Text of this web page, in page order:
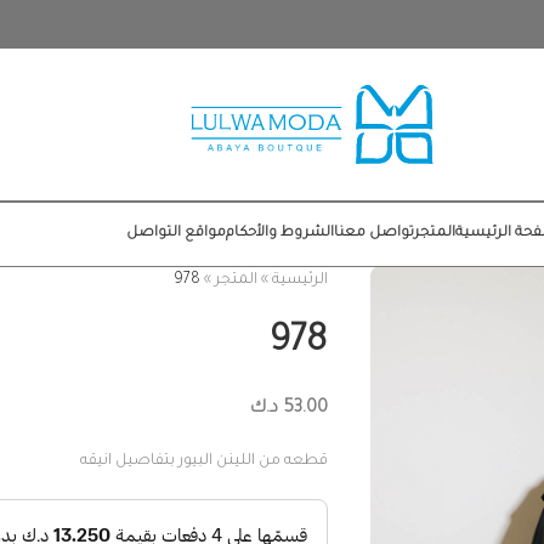
الرئيسيةالمتجرتواصل معناالشروط والأحكاممواقع التواصل
الرئيسية» المتجر »
978
978
53.00 د.ك
قطعه من اللينن البيور بتفاصيل انيقه